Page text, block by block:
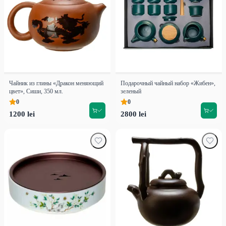
Чайник из глины «Дракон меняющий
цвет», Сиши, 350 мл.
0
1200 lei
Подарочный чайный набор «Жибен»,
зеленый
0
2800 lei